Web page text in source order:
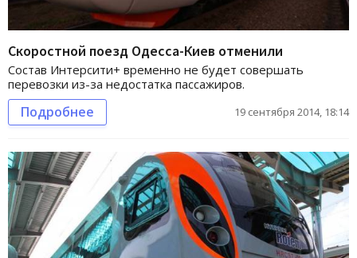
Скоростной поезд Одесса-Киев отменили
Состав Интерсити+ временно не будет совершать
перевозки из-за недостатка пассажиров.
Подробнее 19 сентября 2014, 18:14